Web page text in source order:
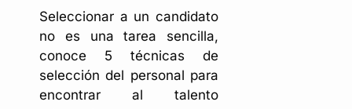
Seleccionar a un candidato
no es una tarea sencilla,
conoce 5 técnicas de
selección del personal para
encontrar al talento